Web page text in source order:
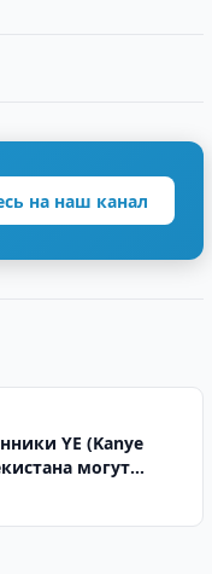
на наш канал
YE (Kanye
могут
на выступление в